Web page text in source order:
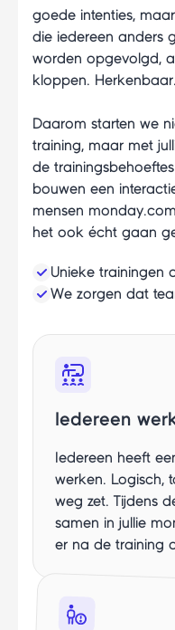
goede intenties,
die iedereen anders
worden opgevolgd,
kloppen. Herkenbaar.
Daarom starten we
training, maar met
de
bouwen een
mensen
het ook écht gaan
Unieke trainingen
We zorgen dat
Iedereen
Iedereen heeft
werken. Logisch,
weg zet. Tijdens
samen in jullie
er na de training